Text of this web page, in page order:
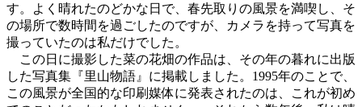
す。よく晴れたのどかな日で、春先取りの風景を満喫し、そ
の場所で数時間を過ごしたのですが、カメラを持って写真を
撮っていたのは私だけでした。
この日に撮影した菜の花畑の作品は、その年の暮れに出版
した写真集『里山物語』に掲載しました。1995年のことで、
この風景が全国的な印刷媒体に発表されたのは、これが初め